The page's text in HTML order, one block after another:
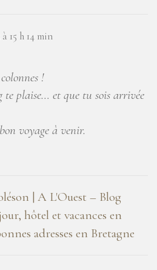
15 h 14 min
!
te plaise… et que tu sois arrivée
voyage à venir.
| A L'Ouest – Blog
hôtel et vacances en
adresses en Bretagne